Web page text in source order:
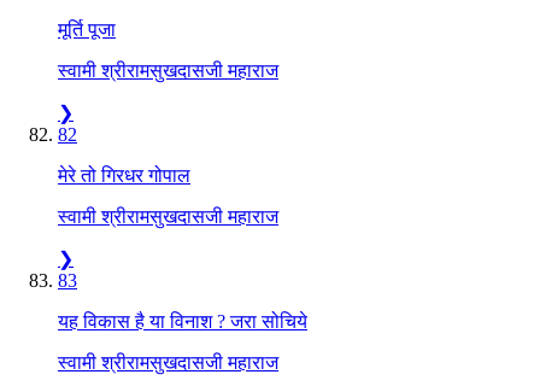
मूर्ति पूजा
स्वामी श्रीरामसुखदासजी महाराज
❯
82
मेरे तो गिरधर गोपाल
स्वामी श्रीरामसुखदासजी महाराज
❯
83
यह विकास है या विनाश ? जरा सोचिये
स्वामी श्रीरामसुखदासजी महाराज